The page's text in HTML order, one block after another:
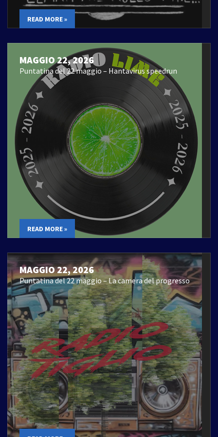
READ MORE »
MAGGIO 22, 2026
Puntatina del 22 maggio – Hantavirus speedrun
READ MORE »
MAGGIO 22, 2026
Puntatina del 22 maggio – La camera del progresso